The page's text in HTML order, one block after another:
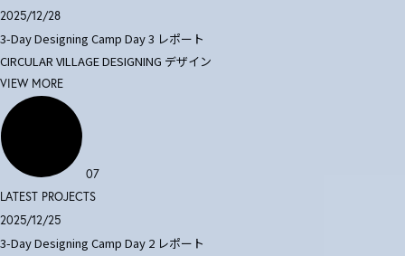
2025/12/28
3-Day Designing Camp Day 3 レポート
CIRCULAR VILLAGE DESIGNING デザイン
VIEW MORE
07
LATEST PROJECTS
2025/12/25
3-Day Designing Camp Day 2 レポート